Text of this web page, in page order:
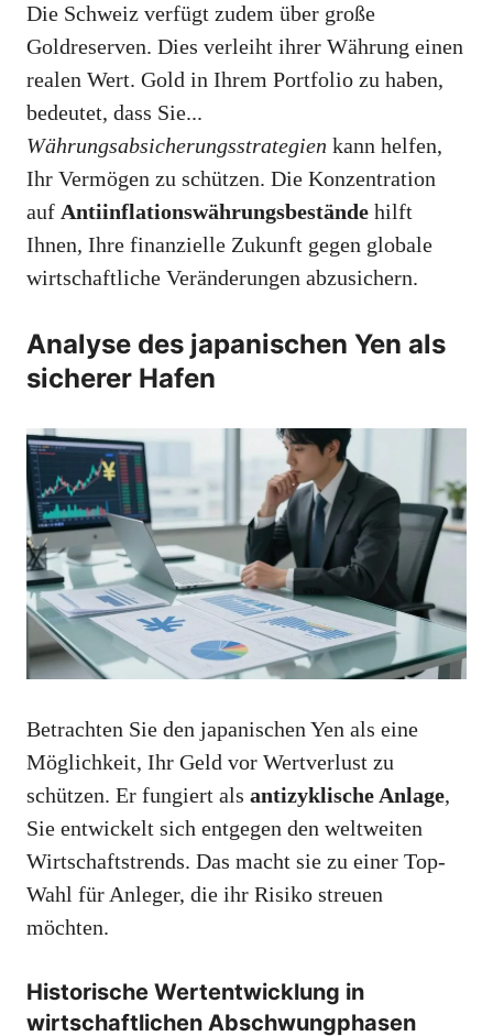
Die Schweiz verfügt zudem über große
Goldreserven. Dies verleiht ihrer Währung einen
realen Wert. Gold in Ihrem Portfolio zu haben,
bedeutet, dass Sie...
Währungsabsicherungsstrategien kann helfen,
Ihr Vermögen zu schützen. Die Konzentration
auf Antiinflationswährungsbestände hilft
Ihnen, Ihre finanzielle Zukunft gegen globale
wirtschaftliche Veränderungen abzusichern.
Analyse des japanischen Yen als
sicherer Hafen
Betrachten Sie den japanischen Yen als eine
Möglichkeit, Ihr Geld vor Wertverlust zu
schützen. Er fungiert als antizyklische Anlage,
Sie entwickelt sich entgegen den weltweiten
Wirtschaftstrends. Das macht sie zu einer Top-
Wahl für Anleger, die ihr Risiko streuen
möchten.
Historische Wertentwicklung in
wirtschaftlichen Abschwungphasen